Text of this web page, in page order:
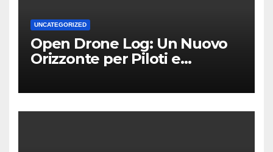
UNCATEGORIZED
Open Drone Log: Un Nuovo
Orizzonte per Piloti e